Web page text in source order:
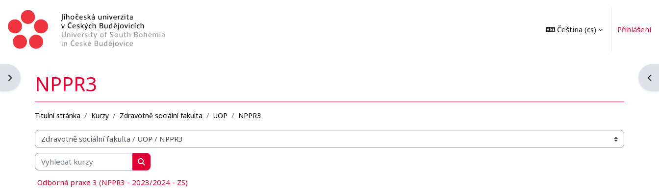
Čeština ‎(cs)‎ Přihlášení
Otevřít panel bloku
NPPR3
Titulní stránka Kurzy Zdravotně sociální fakulta UOP NPPR3
Organizační struktura kurzů
Vyhledat kurzy
Vyhledat kurzy
Odborná praxe 3 (NPPR3 - 2023/2024 - ZS)